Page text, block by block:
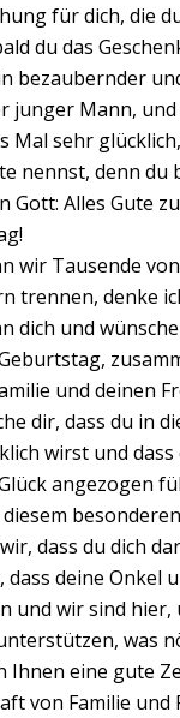
für dich, die
du das
bezaubernder
junger Mann,
Mal sehr
nennst, denn du
Gott: Alles Gute
wir Tausende von
trennen, denke
dich und
und deinen
dir, dass du in
wirst und dass
angezogen
dass du dich
dass deine Onkel
und wir sind hier,
was
Ihnen eine gute
von Familie und